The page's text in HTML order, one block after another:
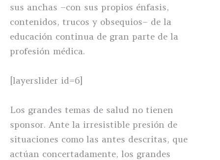
sus anchas –con sus propios énfasis,
contenidos, trucos y obsequios– de la
educación continua de gran parte de la
profesión médica.
[layerslider id=6]
Los grandes temas de salud no tienen
sponsor. Ante la irresistible presión de
situaciones como las antes descritas, que
actúan concertadamente, los grandes